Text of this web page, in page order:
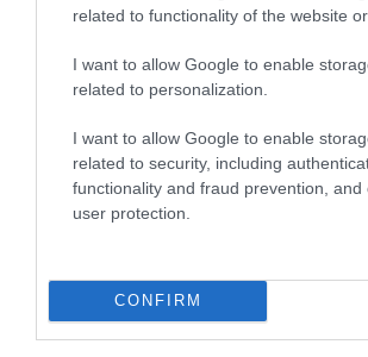
related to functionality of the website or
I want to allow Google to enable
related to personalization.
I want to allow Google to enable
related to security, including
functionality and fraud prevention, and
user protection.
CONFIRM